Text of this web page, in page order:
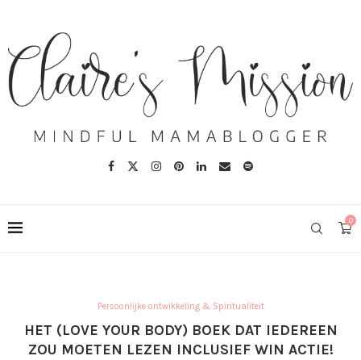
0
Persoonlijke ontwikkeling & Spiritualiteit
HET (LOVE YOUR BODY) BOEK DAT IEDEREEN
ZOU MOETEN LEZEN INCLUSIEF WIN ACTIE!